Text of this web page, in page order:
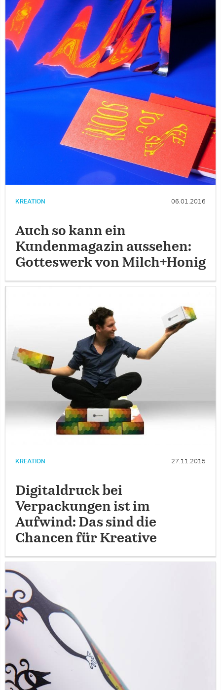
KREATION 06.01.2016
Auch so kann ein
Kundenmagazin aussehen:
Gotteswerk von Milch+Honig
KREATION 27.11.2015
Digitaldruck bei
Verpackungen ist im
Aufwind: Das sind die
Chancen für Kreative